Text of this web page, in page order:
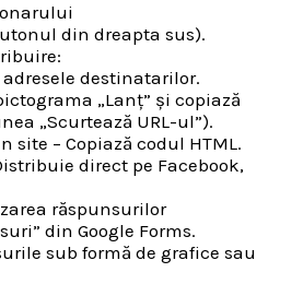
din dreapta sus).
destinatarilor.
„Lanț” și copiază
„Scurtează URL-ul”).
site – Copiază codul HTML.
direct pe Facebook,
răspunsurilor
din Google Forms.
sub formă de grafice sau